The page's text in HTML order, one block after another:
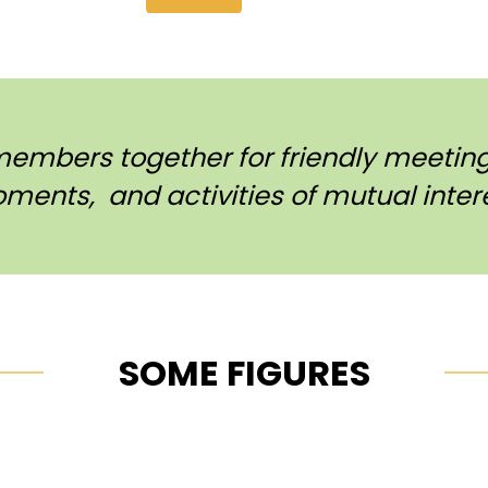
together for friendly
and activities of mutual
SOME FIGURES